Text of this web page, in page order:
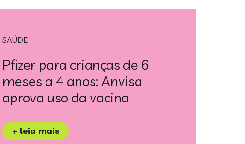
SAÚDE
Pfizer para crianças de 6
meses a 4 anos: Anvisa
aprova uso da vacina
+ leia mais